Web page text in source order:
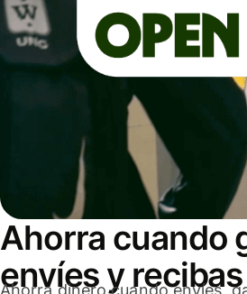
Ahorra cuando
envíes y
Ahorra dinero cuando envíes,